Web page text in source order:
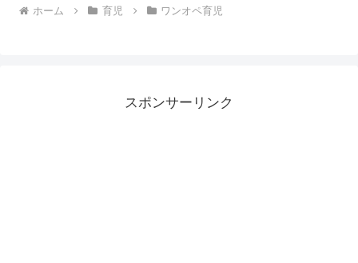
ホーム 育児 ワンオペ育児
スポンサーリンク